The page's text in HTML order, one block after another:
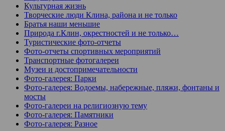
Культурная жизнь
Творческие люди Клина, района и не только
Братья наши меньшие
Природа г.Клин, окрестностей и не только…
Туристические фото-отчеты
Фото-отчеты спортивных мероприятий
Транспортные фотогалереи
Музеи и достопримечательности
Фото-галерея: Парки
Фото-галерея: Водоемы, набережные, пляжи, фонтаны и
мосты
Фото-галереи на религиозную тему
Фото-галерея: Памятники
Фото-галерея: Разное